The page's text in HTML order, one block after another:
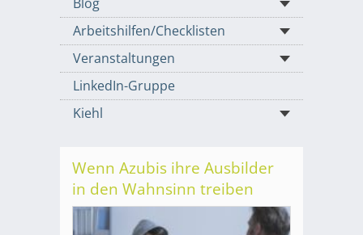
Arbeitshilfen/Checklisten
Veranstaltungen
LinkedIn-Gruppe
Kiehl
Wenn Azubis ihre Ausbilder
in den Wahnsinn treiben